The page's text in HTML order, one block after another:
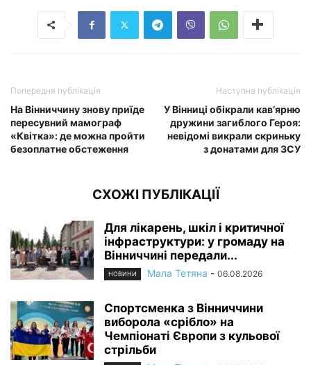
Попередня публікація
На Вінниччину знову приїде
пересувний мамограф
«Квітка»: де можна пройти
безоплатне обстеження
Наступна публікація
У Вінниці обікрали кав’ярню
дружини загиблого Героя:
невідомі викрали скриньку
з донатами для ЗСУ
СХОЖІ ПУБЛІКАЦІЇ
Для лікарень, шкіл і критичної
інфраструктури: у громаду на
Вінниччині передали...
НОВИНИ Мала Тетяна - 06.08.2026
Спортсменка з Вінниччини
виборола «срібло» на
Чемпіонаті Європи з кульової
стрільби